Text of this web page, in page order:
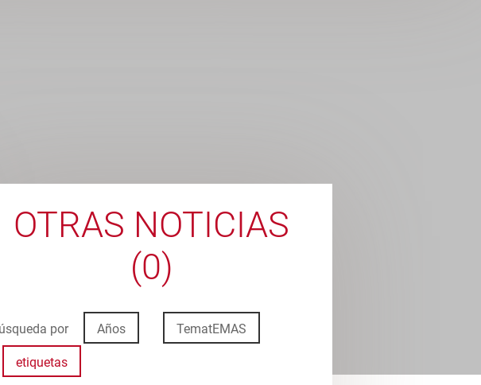
OTRAS NOTICIAS
(0)
por Años TematEMAS
etiquetas